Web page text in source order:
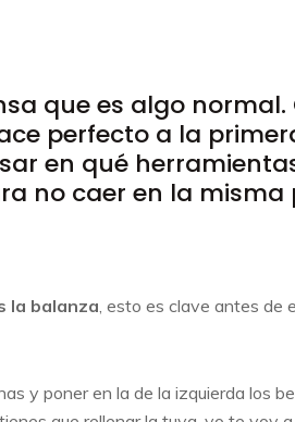
que es algo
perfecto a la
en qué
no caer en la misma
la balanza, esto es clave antes de
y poner en la de la izquierda los